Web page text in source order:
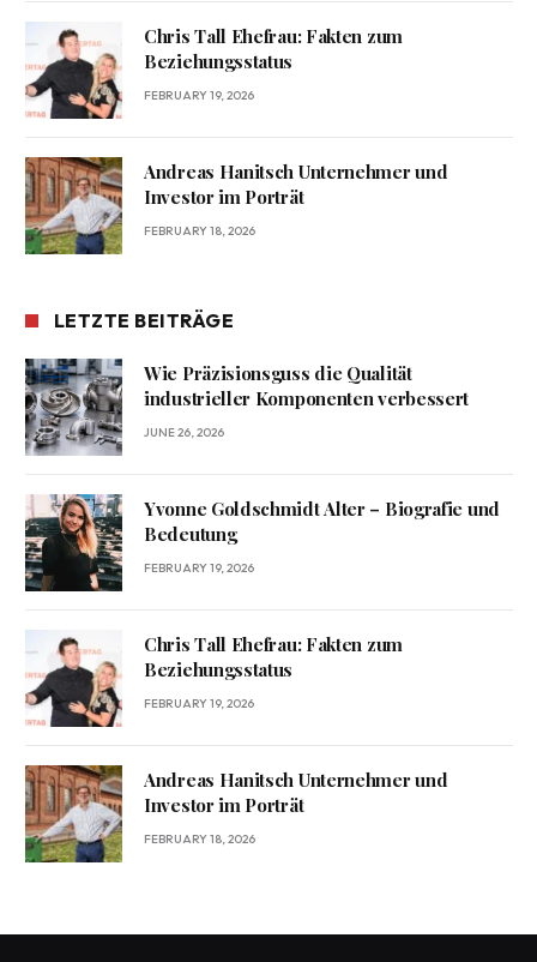
Chris Tall Ehefrau: Fakten zum
Beziehungsstatus
FEBRUARY 19, 2026
Andreas Hanitsch Unternehmer und
Investor im Porträt
FEBRUARY 18, 2026
LETZTE BEITRÄGE
Wie Präzisionsguss die Qualität
industrieller Komponenten verbessert
JUNE 26, 2026
Yvonne Goldschmidt Alter – Biografie und
Bedeutung
FEBRUARY 19, 2026
Chris Tall Ehefrau: Fakten zum
Beziehungsstatus
FEBRUARY 19, 2026
Andreas Hanitsch Unternehmer und
Investor im Porträt
FEBRUARY 18, 2026